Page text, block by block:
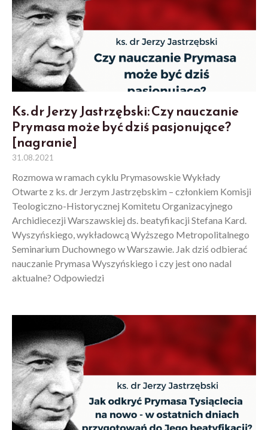
Ks. dr Jerzy Jastrzębski: Czy nauczanie
Prymasa może być dziś pasjonujące?
[nagranie]
31.08.2021
Rozmowa w ramach cyklu Prymasowskie Wykłady
Otwarte z ks. dr Jerzym Jastrzębskim – członkiem Komisji
Teologiczno-Historycznej Komitetu Organizacyjnego
Archidiecezji Warszawskiej ds. beatyfikacji Stefana Kard.
Wyszyńskiego, wykładowcą Wyższego Metropolitalnego
Seminarium Duchownego w Warszawie. Jak dziś odbierać
nauczanie Prymasa Wyszyńskiego i czy jest ono nadal
aktualne? Odpowiedzi